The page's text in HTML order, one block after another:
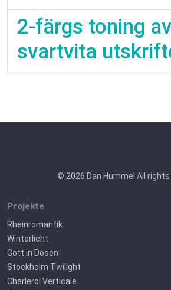
2-färgs toning av
svartvita
© 2026 Dan Hummel All rights
Projekte
Rheinromantik
Winterlicht
Gott in Dosen
Stockholm Twilight
Charleroi Verticale